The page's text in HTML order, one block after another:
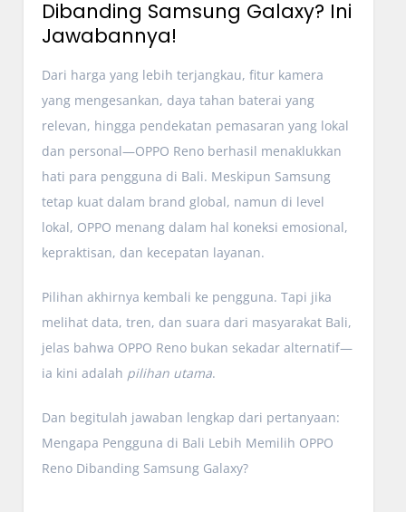
Dibanding Samsung Galaxy? Ini
Jawabannya!
Dari harga yang lebih terjangkau, fitur kamera
yang mengesankan, daya tahan baterai yang
relevan, hingga pendekatan pemasaran yang lokal
dan personal—OPPO Reno berhasil menaklukkan
hati para pengguna di Bali. Meskipun Samsung
tetap kuat dalam brand global, namun di level
lokal, OPPO menang dalam hal koneksi emosional,
kepraktisan, dan kecepatan layanan.
Pilihan akhirnya kembali ke pengguna. Tapi jika
melihat data, tren, dan suara dari masyarakat Bali,
jelas bahwa OPPO Reno bukan sekadar alternatif—
ia kini adalah pilihan utama.
Dan begitulah jawaban lengkap dari pertanyaan:
Mengapa Pengguna di Bali Lebih Memilih OPPO
Reno Dibanding Samsung Galaxy?